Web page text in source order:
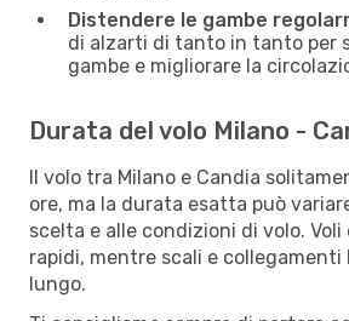
Distendere le gambe
di alzarti di tanto in tanto per
gambe e migliorare la
Durata del volo Milano -
Il volo tra Milano e Candia
ore, ma la durata esatta può
scelta e alle condizioni di volo.
rapidi, mentre scali e collegamenti
lungo.